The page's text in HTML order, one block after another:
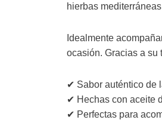
hierbas
Idealmente
ocasión. Gracias a su
✔ Sabor auténtico de
✔ Hechas con aceite
✔ Perfectas para